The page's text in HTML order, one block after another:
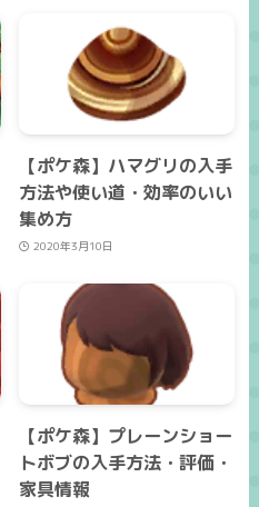
【ポケ森】ハマグリの入手
方法や使い道・効率のいい
集め方
2020年3月10日
【ポケ森】プレーンショー
トボブの入手方法・評価・
家具情報